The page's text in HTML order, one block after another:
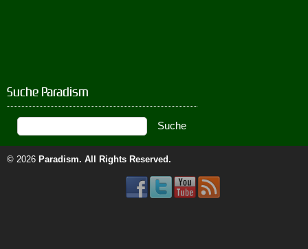
Suche Paradism
© 2026 Paradism. All Rights Reserved.